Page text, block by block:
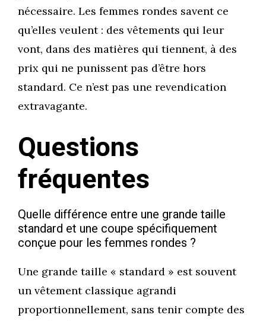
nécessaire. Les femmes rondes savent ce
qu’elles veulent : des vêtements qui leur
vont, dans des matières qui tiennent, à des
prix qui ne punissent pas d’être hors
standard. Ce n’est pas une revendication
extravagante.
Questions
fréquentes
Quelle différence entre une grande taille
standard et une coupe spécifiquement
conçue pour les femmes rondes ?
Une grande taille « standard » est souvent
un vêtement classique agrandi
proportionnellement, sans tenir compte des